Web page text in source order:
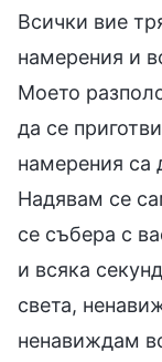
Всички вие
намерения и
Моето
да се
намерения са
Надявам се
се събера с
и всяка
света,
ненавиждам